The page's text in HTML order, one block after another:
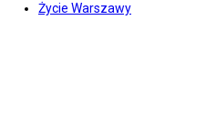
Życie Warszawy